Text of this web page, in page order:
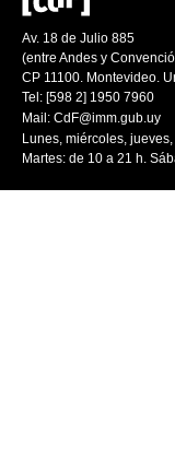
Av. 18 de Julio 885
(entre Andes y
CP 11100. Montevideo.
Tel: [598 2] 1950 7960
Mail: CdF@imm.gub.uy
Lunes, miércoles,
Martes: de 10 a 21 h.